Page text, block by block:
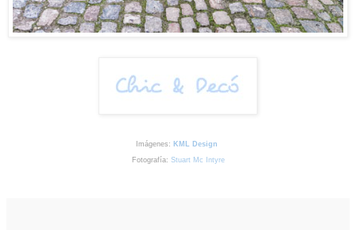
Imágenes: KML Design
Fotografía: Stuart Mc Intyre